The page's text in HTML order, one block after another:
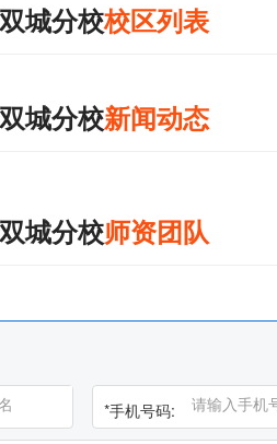
城分校校区列表
城分校新闻动态
城分校师资团队
*手机号码: